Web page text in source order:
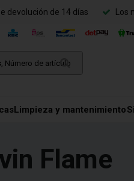
devolución de 14 días Los
Limpieza y mantenimiento
Flame